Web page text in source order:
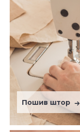
Пошив штор